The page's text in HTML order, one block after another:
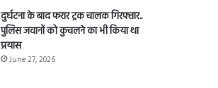
दुर्घटना के बाद फरार ट्रक चालक गिरफ्तार..
पुलिस जवानों को कुचलने का भी किया था
प्रयास